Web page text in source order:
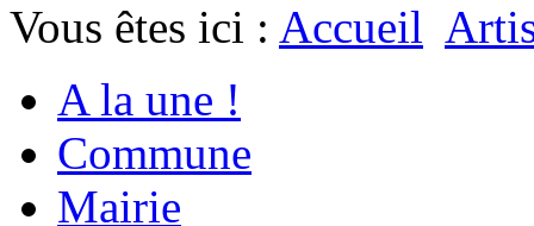
Vous êtes ici : Accueil
A la une !
Commune
Mairie